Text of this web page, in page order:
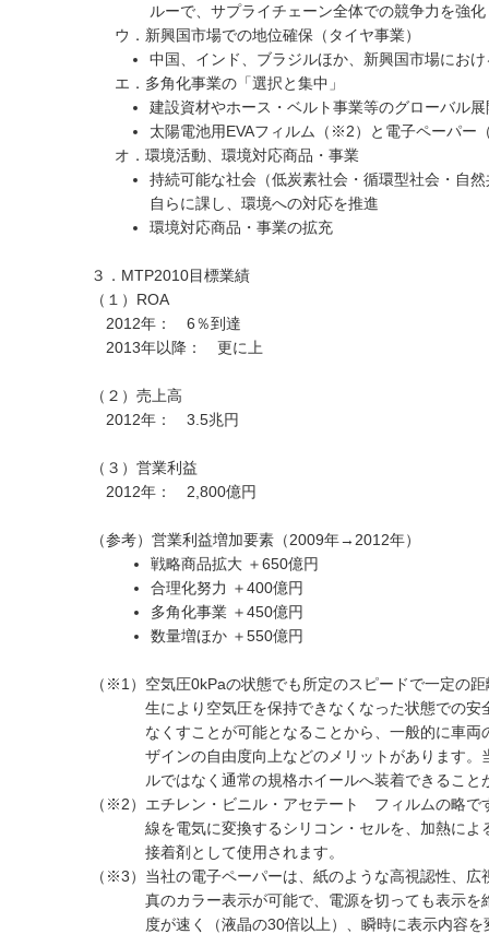
ルーで、サプライチェーン全体での競争力を強化
ウ．新興国市場での地位確保（タイヤ事業）
中国、インド、ブラジルほか、新興国市場にお
エ．多角化事業の「選択と集中」
建設資材やホース・ベルト事業等のグローバル
太陽電池用EVAフィルム（※2）と電子ペーパー
オ．環境活動、環境対応商品・事業
持続可能な社会（低炭素社会・循環型社会・自
自らに課し、環境への対応を推進
環境対応商品・事業の拡充
３．MTP2010目標業績
（１）ROA
2012年： 6％到達
2013年以降： 更に上
（２）売上高
2012年： 3.5兆円
（３）営業利益
2012年： 2,800億円
（参考）営業利益増加要素（2009年→2012年）
戦略商品拡大 ＋650億円
合理化努力 ＋400億円
多角化事業 ＋450億円
数量増ほか ＋550億円
（※1） 空気圧0kPaの状態でも所定のスピードで一定の
生により空気圧を保持できなくなった状態での
なくすことが可能となることから、一般的に車
ザインの自由度向上などのメリットがあります
ルではなく通常の規格ホイールへ装着できること
（※2） エチレン・ビニル・アセテート フィルムの略で
線を電気に変換するシリコン・セルを、加熱に
接着剤として使用されます。
（※3） 当社の電子ペーパーは、紙のような高視認性、
真のカラー表示が可能で、電源を切っても表示
度が速く（液晶の30倍以上）、瞬時に表示内容